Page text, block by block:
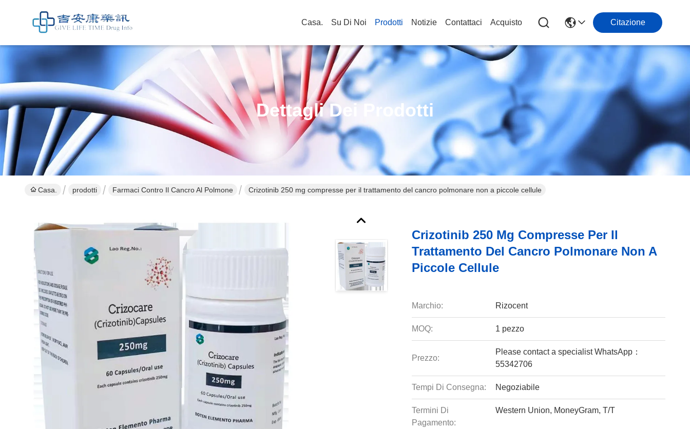
Casa. Su Di Noi Prodotti Notizie Contattaci Acquisto Citazione
Dettagli Dei Prodotti
Casa. prodotti Farmaci Contro Il Cancro Al Polmone Crizotinib 250 mg compresse per il trattamento del cancro polmonare non a piccole cellule
Crizotinib 250 Mg Compresse Per Il
Trattamento Del Cancro Polmonare Non A
Piccole Cellule
Marchio: Rizocent
MOQ: 1 pezzo
Prezzo:
Please contact a specialist WhatsApp：
55342706
Tempi Di Consegna: Negoziabile
Termini Di
Pagamento:
Western Union, MoneyGram, T/T